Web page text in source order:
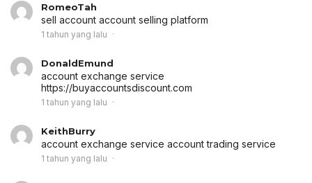
RomeoTah
sell account account selling platform
1 tahun yang lalu
DonaldEmund
account exchange service
https://buyaccountsdiscount.com
1 tahun yang lalu
KeithBurry
account exchange service account trading service
1 tahun yang lalu